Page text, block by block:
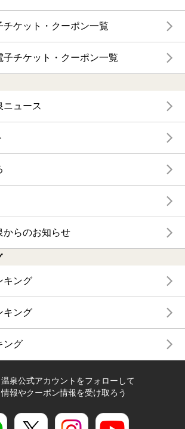
チケット・クーポン一覧
子チケット・クーポン一覧
ニュース
からのお知らせ
キング
キング
ング
泉公式アカウントをフォローして
報やクーポン情報を受け取ろう